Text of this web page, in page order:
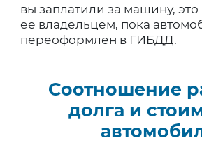
вы заплатили за машину, это
ее владельцем, пока
переоформлен в ГИБДД.
Соотношение
долга и